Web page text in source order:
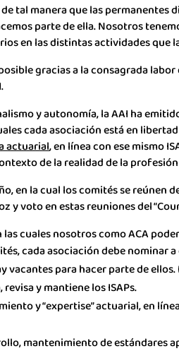
tal manera que las
parte de ella. Nosotros
en las distintas actividades que
gracias a la consagrada
y autonomía, la AAI ha
cada asociación está en
actuarial, en línea con ese mismo
de la realidad de la
en la cual los comités se reúnen
y voto en estas reuniones del
cuales nosotros como ACA
cada asociación debe
para hacer parte de ellos.
y mantiene los ISAPs.
y “expertise” actuarial, en
mantenimiento de